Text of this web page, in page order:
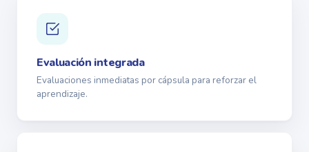
Evaluación integrada
Evaluaciones inmediatas por cápsula para reforzar el
aprendizaje.